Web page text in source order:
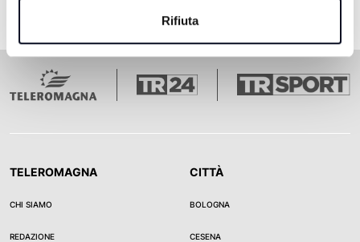
Rifiuta
TELEROMAGNA
CHI SIAMO
REDAZIONE
CITTÀ
BOLOGNA
CESENA